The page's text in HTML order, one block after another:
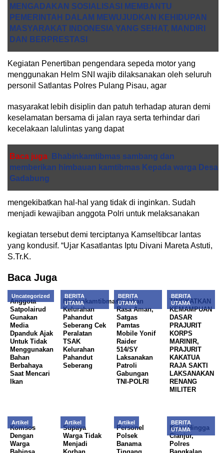
MENGADAKAN SOSIALISASI MEMBANTU
PEMERINTAH DALAM MEWUJUDKAN KEHIDUPAN
MASYARAKAT INDONESIA YANG SEHAT, MANDIRI
DAN BERPRESTASI
Kegiatan Penertiban pengendara sepeda motor yang
menggunakan Helm SNI wajib dilaksanakan oleh seluruh
personil Satlantas Polres Pulang Pisau, agar
masyarakat lebih disiplin dan patuh terhadap aturan demi
keselamatan bersama di jalan raya serta terhindar dari
kecelakaan lalulintas yang dapat
Baca juga
Bhabinkamtibmas sambang dan
memberikan himbauan kamtibmas Kepada warga Desa
Gadabung
mengekibatkan hal-hal yang tidak di inginkan. Sudah
menjadi kewajiban anggota Polri untuk melaksanakan
kegiatan tersebut demi terciptanya Kamseltibcar lantas
yang kondusif. “Ujar Kasatlantas Iptu Divani Mareta Astuti,
S.Tr.K.
Baca Juga
Uncategorized
Anggota
Satpolairud
Gunakan
Media
Dpanduk Ajak
Untuk Tidak
Menggunakan
Bahan
Berbahaya
Saat Mencari
Ikan
BERITA
UTAMA
Bhabinkamtibmas
Kelurahan
Pahandut
Seberang Cek
Peralatan
TSAK
Kelurahan
Pahandut
Seberang
BERITA
UTAMA
Ciptakan
Rasa Aman,
Satgas
Pamtas
Mobile Yonif
Raider
514/SY
Laksanakan
Patroli
Gabungan
TNI-POLRI
BERITA
UTAMA
TINGKATKAN
KEMAMPUAN
DASAR
PRAJURIT
KORPS
MARINIR,
PRAJURIT
KAKATUA
RAJA SAKTI
LAKSANAKAN
RENANG
MILITER
Artikel
Komsos
Dengan
Warga
Artikel
Supaya
Warga Tidak
Menjadi
Artikel
Personel
Polsek
Banama
BERITA
UTAMA
Kejar Hingga
Cianjur,
Polres